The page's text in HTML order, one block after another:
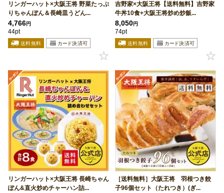
リンガーハット×大阪王将 野菜たっぷ
りちゃんぽん＆長崎皿うどん...
4,766円
44pt
吉野家×大阪王将【送料無料】吉野家
牛丼10食+大阪王将炒め炒飯...
8,050円
74pt
リンガーハット×大阪王将 長崎ちゃん
ぽん&直火炒めチャーハン詰...
［送料無料］大阪王将 羽根つき餃
子96個セット（たれつき）(ぎ...